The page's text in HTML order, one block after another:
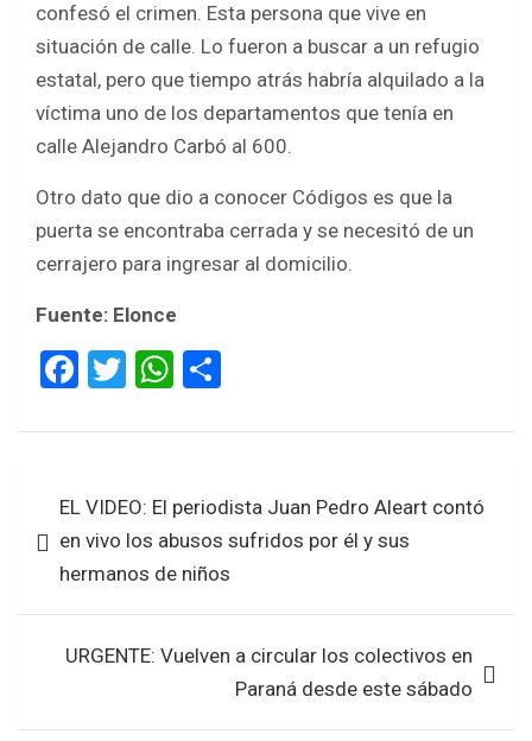
confesó el crimen. Esta persona que vive en
situación de calle. Lo fueron a buscar a un refugio
estatal, pero que tiempo atrás habría alquilado a la
víctima uno de los departamentos que tenía en
calle Alejandro Carbó al 600.
Otro dato que dio a conocer Códigos es que la
puerta se encontraba cerrada y se necesitó de un
cerrajero para ingresar al domicilio.
Fuente: Elonce
F
ce
o
o
T
tt
W
at
A
p
ar
entradas
EL VIDEO: El periodista Juan Pedro Aleart contó
en vivo los abusos sufridos por él y sus
hermanos de niños
URGENTE: Vuelven a circular los colectivos en
Paraná desde este sábado